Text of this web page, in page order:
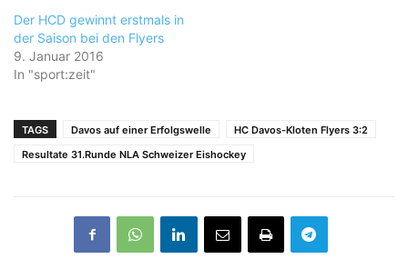
Der HCD gewinnt erstmals in
der Saison bei den Flyers
9. Januar 2016
In "sport:zeit"
TAGS Davos auf einer Erfolgswelle
HC Davos-Kloten Flyers 3:2
Resultate 31.Runde NLA Schweizer Eishockey